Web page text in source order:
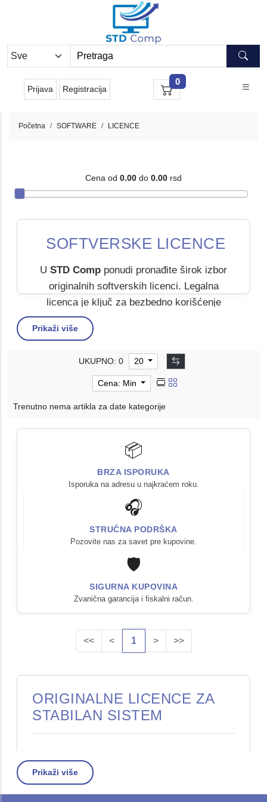
Prijava Registracija
0
Početna SOFTWARE LICENCE
Cena od 0.00 do 0.00 rsd
SOFTVERSKE LICENCE
U STD Comp ponudi pronađite širok izbor
originalnih softverskih licenci. Legalna
licenca je ključ za bezbedno korišćenje
vašeg računara, garantujući da su vaša
memorija i
potpunosti funkcionalni.
🔹 Potpuna Legalnost
Licencirani softver osigurava miran rad i
🔹 Optimizovan Rad
korišćenje sistemskih resursa poput
Prikaži više
UKUPNO: 0 20
Cena: Min
Trenutno nema artikla za date kategorije
📦
BRZA ISPORUKA
Isporuka na adresu u najkraćem roku.
🎧
STRUČNA PODRŠKA
Pozovite nas za savet pre kupovine.
🛡️
SIGURNA KUPOVINA
Zvanična garancija i fiskalni račun.
<< < 1 > >>
ORIGINALNE LICENCE ZA
STABILAN SISTEM
temelj svakog profesionalnog i sigurnog
Prikaži više